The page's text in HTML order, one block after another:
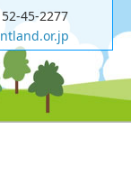
45-2277